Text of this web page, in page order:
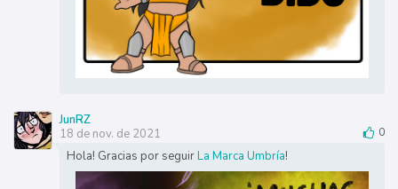
JunRZ
18 de nov. de 2021
0
Hola! Gracias por seguirLa Marca Umbría!